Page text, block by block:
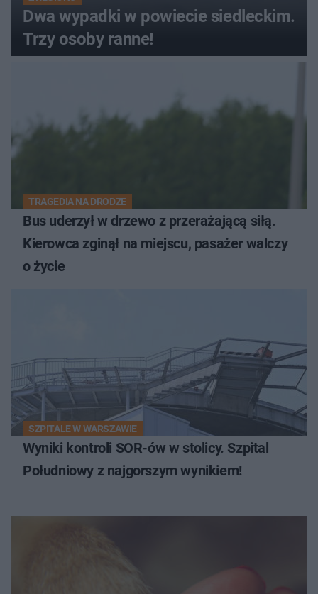
Dwa wypadki w powiecie siedleckim.
Trzy osoby ranne!
TRAGEDIA NA DRODZE
Bus uderzył w drzewo z przerażającą siłą.
Kierowca zginął na miejscu, pasażer walczy
o życie
SZPITALE W WARSZAWIE
Wyniki kontroli SOR-ów w stolicy. Szpital
Południowy z najgorszym wynikiem!